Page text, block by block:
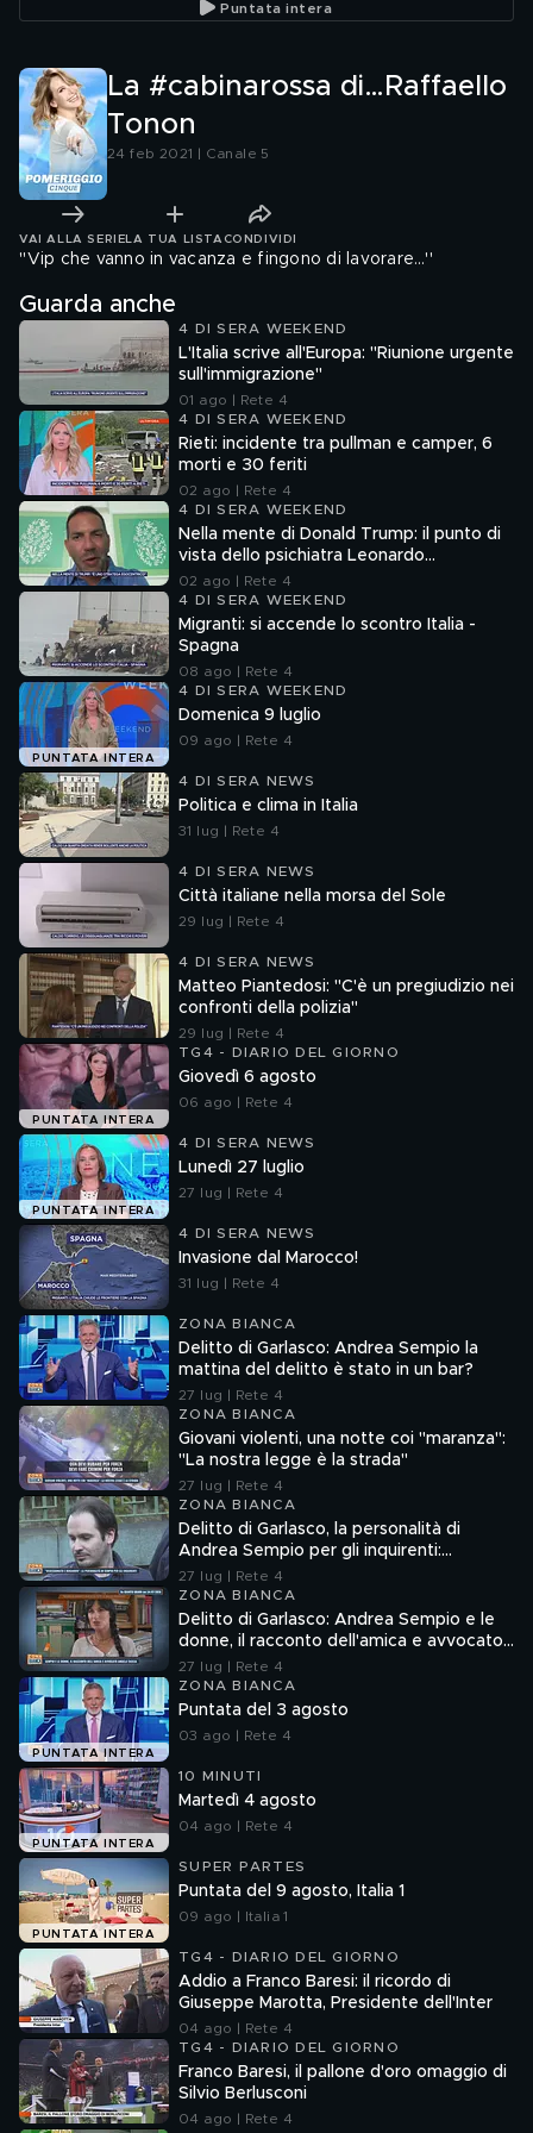
Puntata intera
La #cabinarossa di…Raffaello
Tonon
24 feb 2021 | Canale 5
VAI ALLA SERIE LA TUA LISTA CONDIVIDI
''Vip che vanno in vacanza e fingono di lavorare…''
Guarda anche
4 DI SERA WEEKEND
L'Italia scrive all'Europa: "Riunione urgente
sull'immigrazione"
01 ago | Rete 4
4 DI SERA WEEKEND
Rieti: incidente tra pullman e camper, 6
morti e 30 feriti
02 ago | Rete 4
4 DI SERA WEEKEND
Nella mente di Donald Trump: il punto di
vista dello psichiatra Leonardo
Mendolicchio
02 ago | Rete 4
4 DI SERA WEEKEND
Migranti: si accende lo scontro Italia -
Spagna
08 ago | Rete 4
PUNTATA INTERA
4 DI SERA WEEKEND
Domenica 9 luglio
09 ago | Rete 4
4 DI SERA NEWS
Politica e clima in Italia
31 lug | Rete 4
4 DI SERA NEWS
Città italiane nella morsa del Sole
29 lug | Rete 4
4 DI SERA NEWS
Matteo Piantedosi: "C'è un pregiudizio nei
confronti della polizia"
29 lug | Rete 4
PUNTATA INTERA
TG4 - DIARIO DEL GIORNO
Giovedì 6 agosto
06 ago | Rete 4
PUNTATA INTERA
4 DI SERA NEWS
Lunedì 27 luglio
27 lug | Rete 4
4 DI SERA NEWS
Invasione dal Marocco!
31 lug | Rete 4
ZONA BIANCA
Delitto di Garlasco: Andrea Sempio la
mattina del delitto è stato in un bar?
27 lug | Rete 4
ZONA BIANCA
Giovani violenti, una notte coi "maranza":
"La nostra legge è la strada"
27 lug | Rete 4
ZONA BIANCA
Delitto di Garlasco, la personalità di
Andrea Sempio per gli inquirenti:
"Ossessionato e bugiardo"
27 lug | Rete 4
ZONA BIANCA
Delitto di Garlasco: Andrea Sempio e le
donne, il racconto dell'amica e avvocato
Angela Taccia
27 lug | Rete 4
PUNTATA INTERA
ZONA BIANCA
Puntata del 3 agosto
03 ago | Rete 4
PUNTATA INTERA
10 MINUTI
Martedì 4 agosto
04 ago | Rete 4
PUNTATA INTERA
SUPER PARTES
Puntata del 9 agosto, Italia 1
09 ago | Italia 1
TG4 - DIARIO DEL GIORNO
Addio a Franco Baresi: il ricordo di
Giuseppe Marotta, Presidente dell'Inter
04 ago | Rete 4
TG4 - DIARIO DEL GIORNO
Franco Baresi, il pallone d'oro omaggio di
Silvio Berlusconi
04 ago | Rete 4